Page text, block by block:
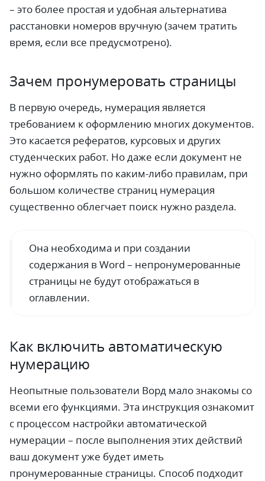
– это более простая и удобная альтернатива
расстановки номеров вручную (зачем тратить
время, если все предусмотрено).
Зачем пронумеровать страницы
В первую очередь, нумерация является
требованием к оформлению многих документов.
Это касается рефератов, курсовых и других
студенческих работ. Но даже если документ не
нужно оформлять по каким-либо правилам, при
большом количестве страниц нумерация
существенно облегчает поиск нужно раздела.
Она необходима и при создании
содержания в Word – непронумерованные
страницы не будут отображаться в
оглавлении.
Как включить автоматическую
нумерацию
Неопытные пользователи Ворд мало знакомы со
всеми его функциями. Эта инструкция ознакомит
с процессом настройки автоматической
нумерации – после выполнения этих действий
ваш документ уже будет иметь
пронумерованные страницы. Способ подходит